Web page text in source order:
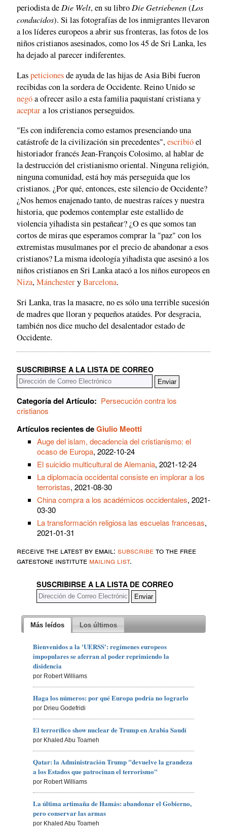
periodista de Die Welt, en su libro Die Getriebenen(Los
conducidos). Si las fotografías de los inmigrantes llevaron
a los líderes europeos a abrir sus fronteras, las fotos de los
niños cristianos asesinados, como los 45 de Sri Lanka, les
ha dejado al parecer indiferentes.
Laspeticionesde ayuda de las hijas de Asia Bibi fueron
recibidas con la sordera de Occidente. Reino Unido se
negóa ofrecer asilo a esta familia paquistaní cristiana y
aceptara los cristianos perseguidos.
"Es con indiferencia como estamos presenciando una
catástrofe de la civilización sin precedentes",escribióel
historiador francés Jean-François Colosimo, al hablar de
la destrucción del cristianismo oriental. Ninguna religión,
ninguna comunidad, está hoy más perseguida que los
cristianos. ¿Por qué, entonces, este silencio de Occidente?
¿Nos hemos enajenado tanto, de nuestras raíces y nuestra
historia, que podemos contemplar este estallido de
violencia yihadista sin pestañear? ¿O es que somos tan
cortos de miras que esperamos comprar la "paz" con los
extremistas musulmanes por el precio de abandonar a esos
cristianos? La misma ideología yihadista que asesinó a los
niños cristianos en Sri Lanka atacó a los niños europeos en
Niza,MánchesteryBarcelona.
Sri Lanka, tras la masacre, no es sólo una terrible sucesión
de madres que lloran y pequeños ataúdes. Por desgracia,
también nos dice mucho del desalentador estado de
Occidente.
SUSCRIBIRSE A LA LISTA DE CORREO
Categoría del Artículo: Persecución contra los
cristianos
Artículos recientes deGiulio Meotti
Auge del islam, decadencia del cristianismo: el
ocaso de Europa, 2022-10-24
El suicidio multicultural de Alemania, 2021-12-24
La diplomacia occidental consiste en implorar a los
terroristas, 2021-08-30
China compra a los académicos occidentales, 2021-
03-30
La transformación religiosa las escuelas francesas,
2021-01-31
receive the latest by email: subscribeto the free
gatestone institute mailing list.
SUSCRIBIRSE A LA LISTA DE CORREO
Más leídos Los últimos
Bienvenidos a la 'UERSS': regímenes europeos
impopulares se aferran al poder reprimiendo la
disidencia
por Robert Williams
Haga los números: por qué Europa podría no lograrlo
por Drieu Godefridi
El terrorífico show nuclear de Trump en Arabia Saudí
por Khaled Abu Toameh
Qatar: la Administración Trump "devuelve la grandeza
a los Estados que patrocinan el terrorismo"
por Robert Williams
La última artimaña de Hamás: abandonar el Gobierno,
pero conservar las armas
por Khaled Abu Toameh